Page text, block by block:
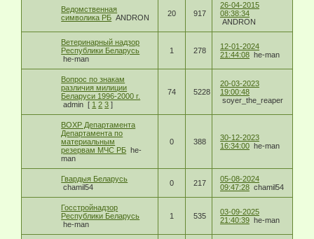
Ведомственная
символика РБ ANDRON 20 917
26-04-2015
08:38:34
ANDRON
Ветеринарный надзор
Республики Беларусь
he-man
1 278
12-01-2024
21:44:08 he-man
Вопрос по знакам
различия милиции
Беларуси 1996-2000 г.
admin [ 1 2 3 ]
74 5228
20-03-2023
19:00:48
soyer_the_reaper
ВОХР Департамента
Департамента по
материальным
резервам МЧС РБ he-
man
0 388
30-12-2023
16:34:00 he-man
Гвардыя Беларусь
chamil54
0 217
05-08-2024
09:47:28 chamil54
Госстройнадзор
Республики Беларусь
he-man
1 535
03-09-2025
21:40:39 he-man